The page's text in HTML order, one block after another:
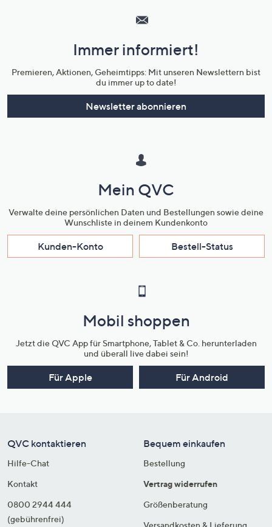
Unternehmensinformationen
Immer informiert!
Premieren, Aktionen, Geheimtipps: Mit unseren Newslettern bist
du immer up to date!
Newsletter abonnieren
Mein QVC
Verwalte deine persönlichen Daten und Bestellungen sowie deine
Wunschliste in deinem Kundenkonto
Kunden-Konto Bestell-Status
Mobil shoppen
Jetzt die QVC App für Smartphone, Tablet & Co. herunterladen
und überall live dabei sein!
Für Apple Für Android
QVC kontaktieren
Hilfe-Chat
Kontakt
0800 2944 444
(gebührenfrei)
Bequem einkaufen
Bestellung
Vertrag widerrufen
Größenberatung
Versandkosten & Lieferung